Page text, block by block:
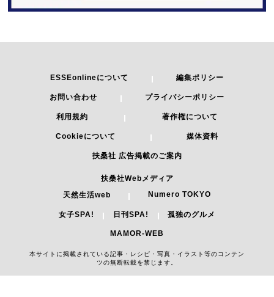
ESSEonlineについて 編集ポリシー
お問い合わせ プライバシーポリシー
利用規約 著作権について
Cookieについて 媒体資料
扶桑社 広告掲載のご案内
扶桑社Webメディア
天然生活web
Numero TOKYO
女子SPA! 日刊SPA! 孤独のグルメ
MAMOR-WEB
本サイトに掲載されている記事・レシピ・写真・イラスト等のコンテン
ツの無断転載を禁じます。